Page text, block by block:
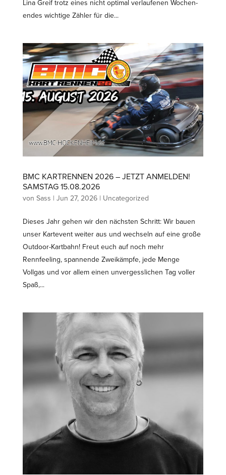
Lina Greif trotz eines nicht optimal verlau­fenen Wochen­
endes wichtige Zähler für die...
BMC KARTRENNEN 2026 – JETZT ANMELDEN!
SAMSTAG 15.08.2026
von Sass | Jun 27, 2026| Uncategorized
Dieses Jahr gehen wir den nächsten Schritt: Wir bauen
unser Kartevent weiter aus und wechseln auf eine große
Outdoor-Kartbahn! Freut euch auf noch mehr
Rennfeeling, spannende Zweikämpfe, jede Menge
Vollgas und vor allem einen unver­gess­lichen Tag voller
Spaß,...